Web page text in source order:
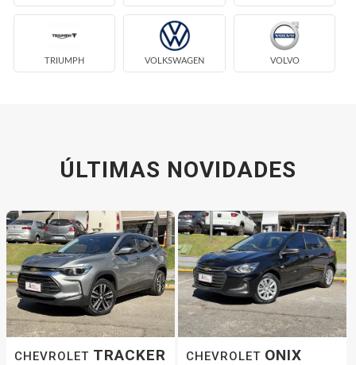
TRIUMPH VOLKSWAGEN VOLVO
ÚLTIMAS NOVIDADES
CHEVROLET TRACKER CHEVROLET ONIX